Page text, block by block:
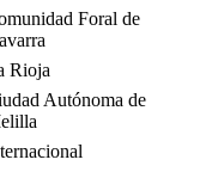
Foral de
Rioja
Autónoma de